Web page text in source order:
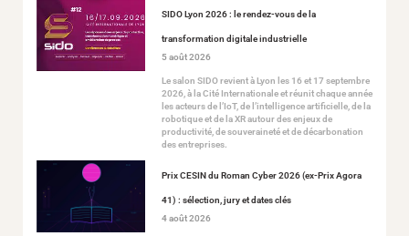
SIDO Lyon 2026 : le rendez-vous de la
transformation digitale industrielle
5 août 2026
Le salon SIDO revient à Lyon les 16 et 17 septembre
2026, à la Cité Internationale et réunit chaque année
les acteurs de l’IoT, de l’intelligence artificielle, de la
robotique et de la XR autour des enjeux de
productivité, de souveraineté et de décarbonation
des entreprises.
Prix CESIN du Roman Cyber 2026 (ex-Prix Agora
41) : sélection, jury et dates clés
4 août 2026